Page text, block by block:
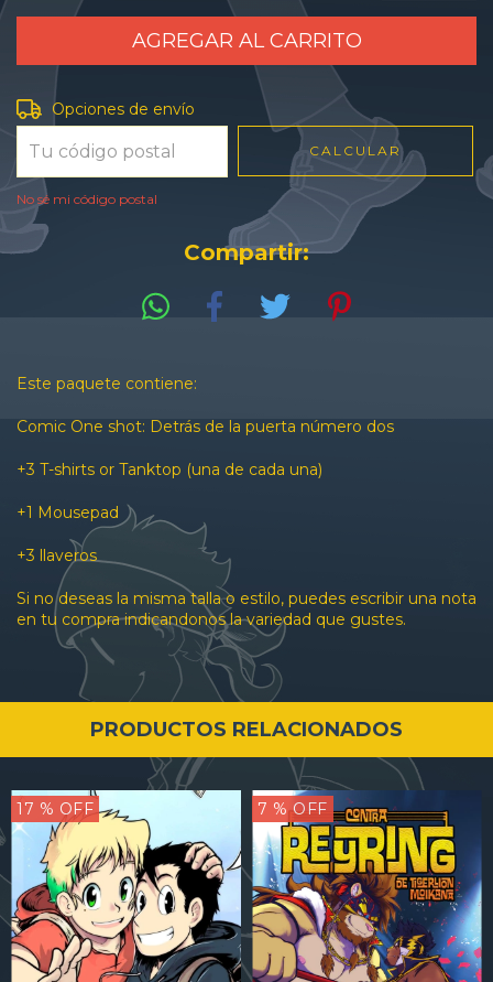
Entregas para el CP:
Opciones de envío
CALCULAR
No sé mi código postal
Compartir:
Este paquete contiene:
Comic One shot: Detrás de la puerta número dos
+3 T-shirts or Tanktop (una de cada una)
+1 Mousepad
+3 llaveros
Si no deseas la misma talla o estilo, puedes escribir una nota
en tu compra indicandonos la variedad que gustes.
PRODUCTOS RELACIONADOS
17 % OFF 7 % OFF